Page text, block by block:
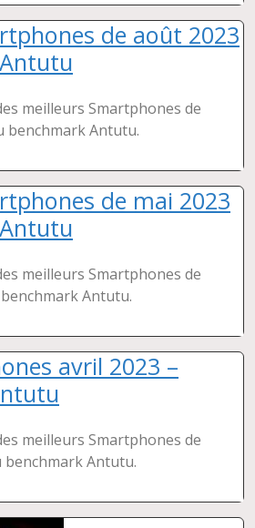
de août 2023
meilleurs Smartphones de
benchmark Antutu.
de mai 2023
meilleurs Smartphones de
Antutu.
avril 2023 –
meilleurs Smartphones de
benchmark Antutu.